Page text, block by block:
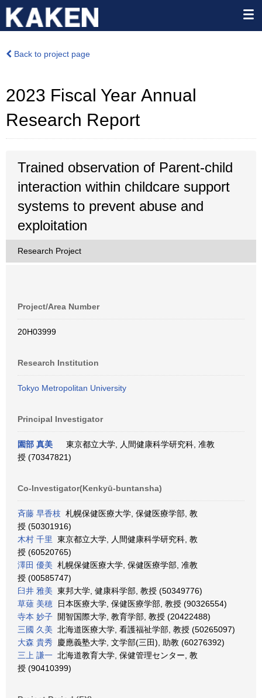
Back to project page
2023 Fiscal Year Annual
Research Report
Trained observation of Parent-child
interaction within childcare support
systems to prevent abuse and
exploitation
Research Project
Project/Area Number
20H03999
Research Institution
Tokyo Metropolitan University
Principal Investigator
園部 真美
東京都立大学, 人間健康科学研究科, 准教
授 (70347821)
Co-Investigator(Kenkyū-buntansha)
斉藤 早香枝 札幌保健医療大学, 保健医療学部, 教
授 (50301916)
木村 千里
東京都立大学, 人間健康科学研究科, 教
授 (60520765)
澤田 優美 札幌保健医療大学, 保健医療学部, 准教
授 (00585747)
臼井 雅美 東邦大学, 健康科学部, 教授 (50349776)
草薙 美穂 日本医療大学, 保健医療学部, 教授 (90326554)
寺本 妙子 開智国際大学, 教育学部, 教授 (20422488)
三國 久美 北海道医療大学, 看護福祉学部, 教授 (50265097)
大森 貴秀 慶應義塾大学, 文学部(三田), 助教 (60276392)
三上 謙一 北海道教育大学, 保健管理センター, 教
授 (90410399)